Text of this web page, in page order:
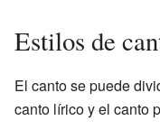
Estilos de
El canto se puede
canto lírico y el canto